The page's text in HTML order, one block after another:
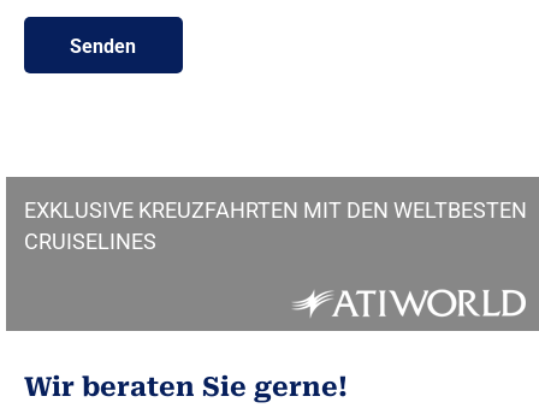
Senden
EXKLUSIVE KREUZFAHRTEN MIT DEN WELTBESTEN
CRUISELINES
Wir beraten Sie gerne!